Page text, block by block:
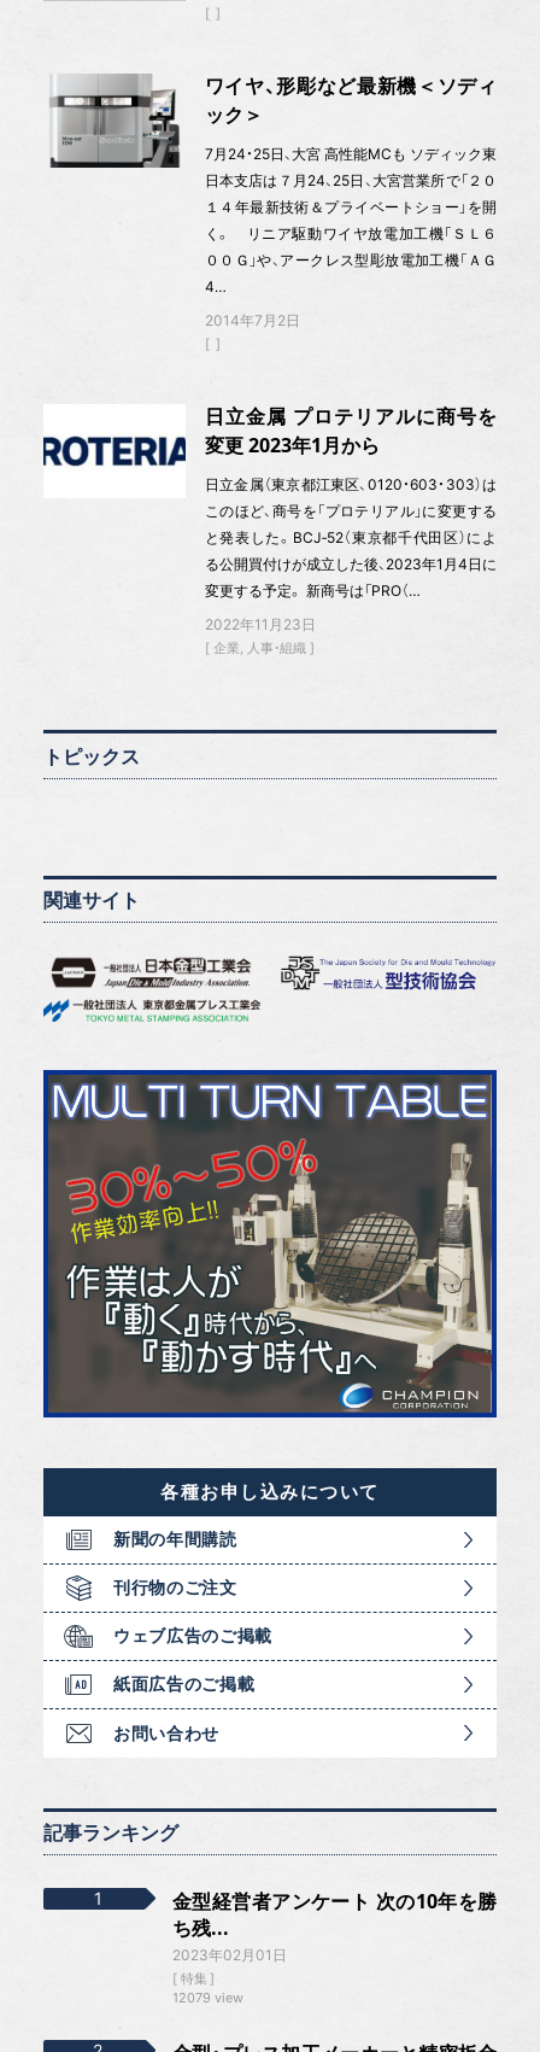
ワイヤ、形彫など最新機＜ソディ
ック＞
7月24・25日、大宮 高性能MCも ソディック東
日本支店は７月24、25日、大宮営業所で「２０
１４年最新技術＆プライベートショー」を開
く。 リニア駆動ワイヤ放電加工機「ＳＬ６
００Ｇ」や、アークレス型彫放電加工機「ＡＧ
4…
2014年7月2日
日立金属 プロテリアルに商号を
変更 2023年1月から
日立金属（東京都江東区、0120・603・303）は
このほど、商号を「プロテリアル」に変更する
と発表した。BCJ‐52（東京都千代田区）によ
る公開買付けが成立した後、2023年1月4日に
変更する予定。 新商号は「PRO（…
2022年11月23日
企業 人事・組織
トピックス
関連サイト
各種お申し込みについて
新聞の年間購読
刊行物のご注文
ウェブ広告のご掲載
紙面広告のご掲載
お問い合わせ
記事ランキング
金型経営者アンケート 次の10年を勝
ち残...
2023年02月01日
特集
12079 view